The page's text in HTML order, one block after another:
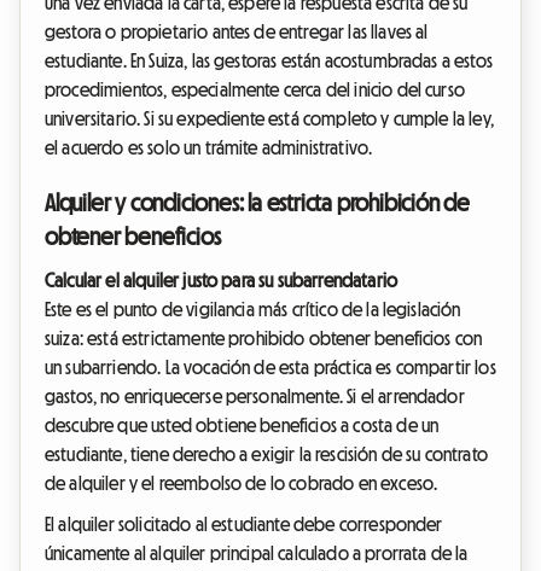
gestora o propietario antes de entregar las llaves al
estudiante. En Suiza, las gestoras están acostumbradas a estos
procedimientos, especialmente cerca del inicio del curso
universitario. Si su expediente está completo y cumple la ley,
el acuerdo es solo un trámite administrativo.
Alquiler y condiciones: la estricta prohibición de
obtener beneficios
Calcular el alquiler justo para su subarrendatario
Este es el punto de vigilancia más crítico de la legislación
suiza: está estrictamente prohibido obtener beneficios con
un subarriendo. La vocación de esta práctica es compartir los
gastos, no enriquecerse personalmente. Si el arrendador
descubre que usted obtiene beneficios a costa de un
estudiante, tiene derecho a exigir la rescisión de su contrato
de alquiler y el reembolso de lo cobrado en exceso.
El alquiler solicitado al estudiante debe corresponder
únicamente al alquiler principal calculado a prorrata de la